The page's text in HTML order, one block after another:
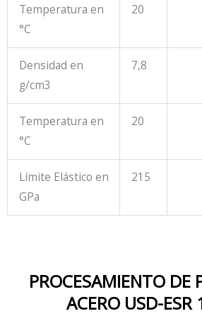
Temperatura en
°C
20
Densidad en
g/cm3
7,8
Temperatura en
°C
20
Límite Elástico en
GPa
215
PROCESAMIENTO DE
ACERO USD-